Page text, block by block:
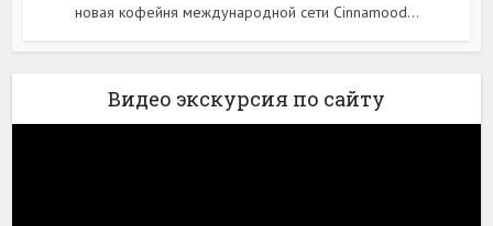
новая кофейня международной сети Cinnamood...
Видео экскурсия по сайту